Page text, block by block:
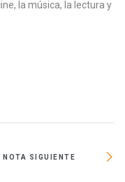
la música, la lectura y
NOTA SIGUIENTE